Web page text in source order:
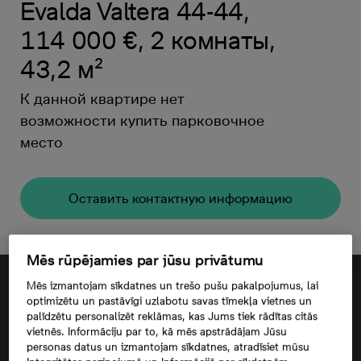
Evalda Valtera 44-44,
114 000 €, 2 комнаты,
43,2 м²
К данной квартире нет
возможности купить парковочное
место
Oставить контактную информацию
Mēs rūpējamies par jūsu privātumu
Mēs izmantojam sīkdatnes un trešo pušu pakalpojumus, lai
optimizētu un pastāvīgi uzlabotu savas tīmekļa vietnes un
palīdzētu personalizēt reklāmas, kas Jums tiek rādītas citās
vietnēs. Informāciju par to, kā mēs apstrādājam Jūsu
personas datus un izmantojam sīkdatnes, atradīsiet mūsu